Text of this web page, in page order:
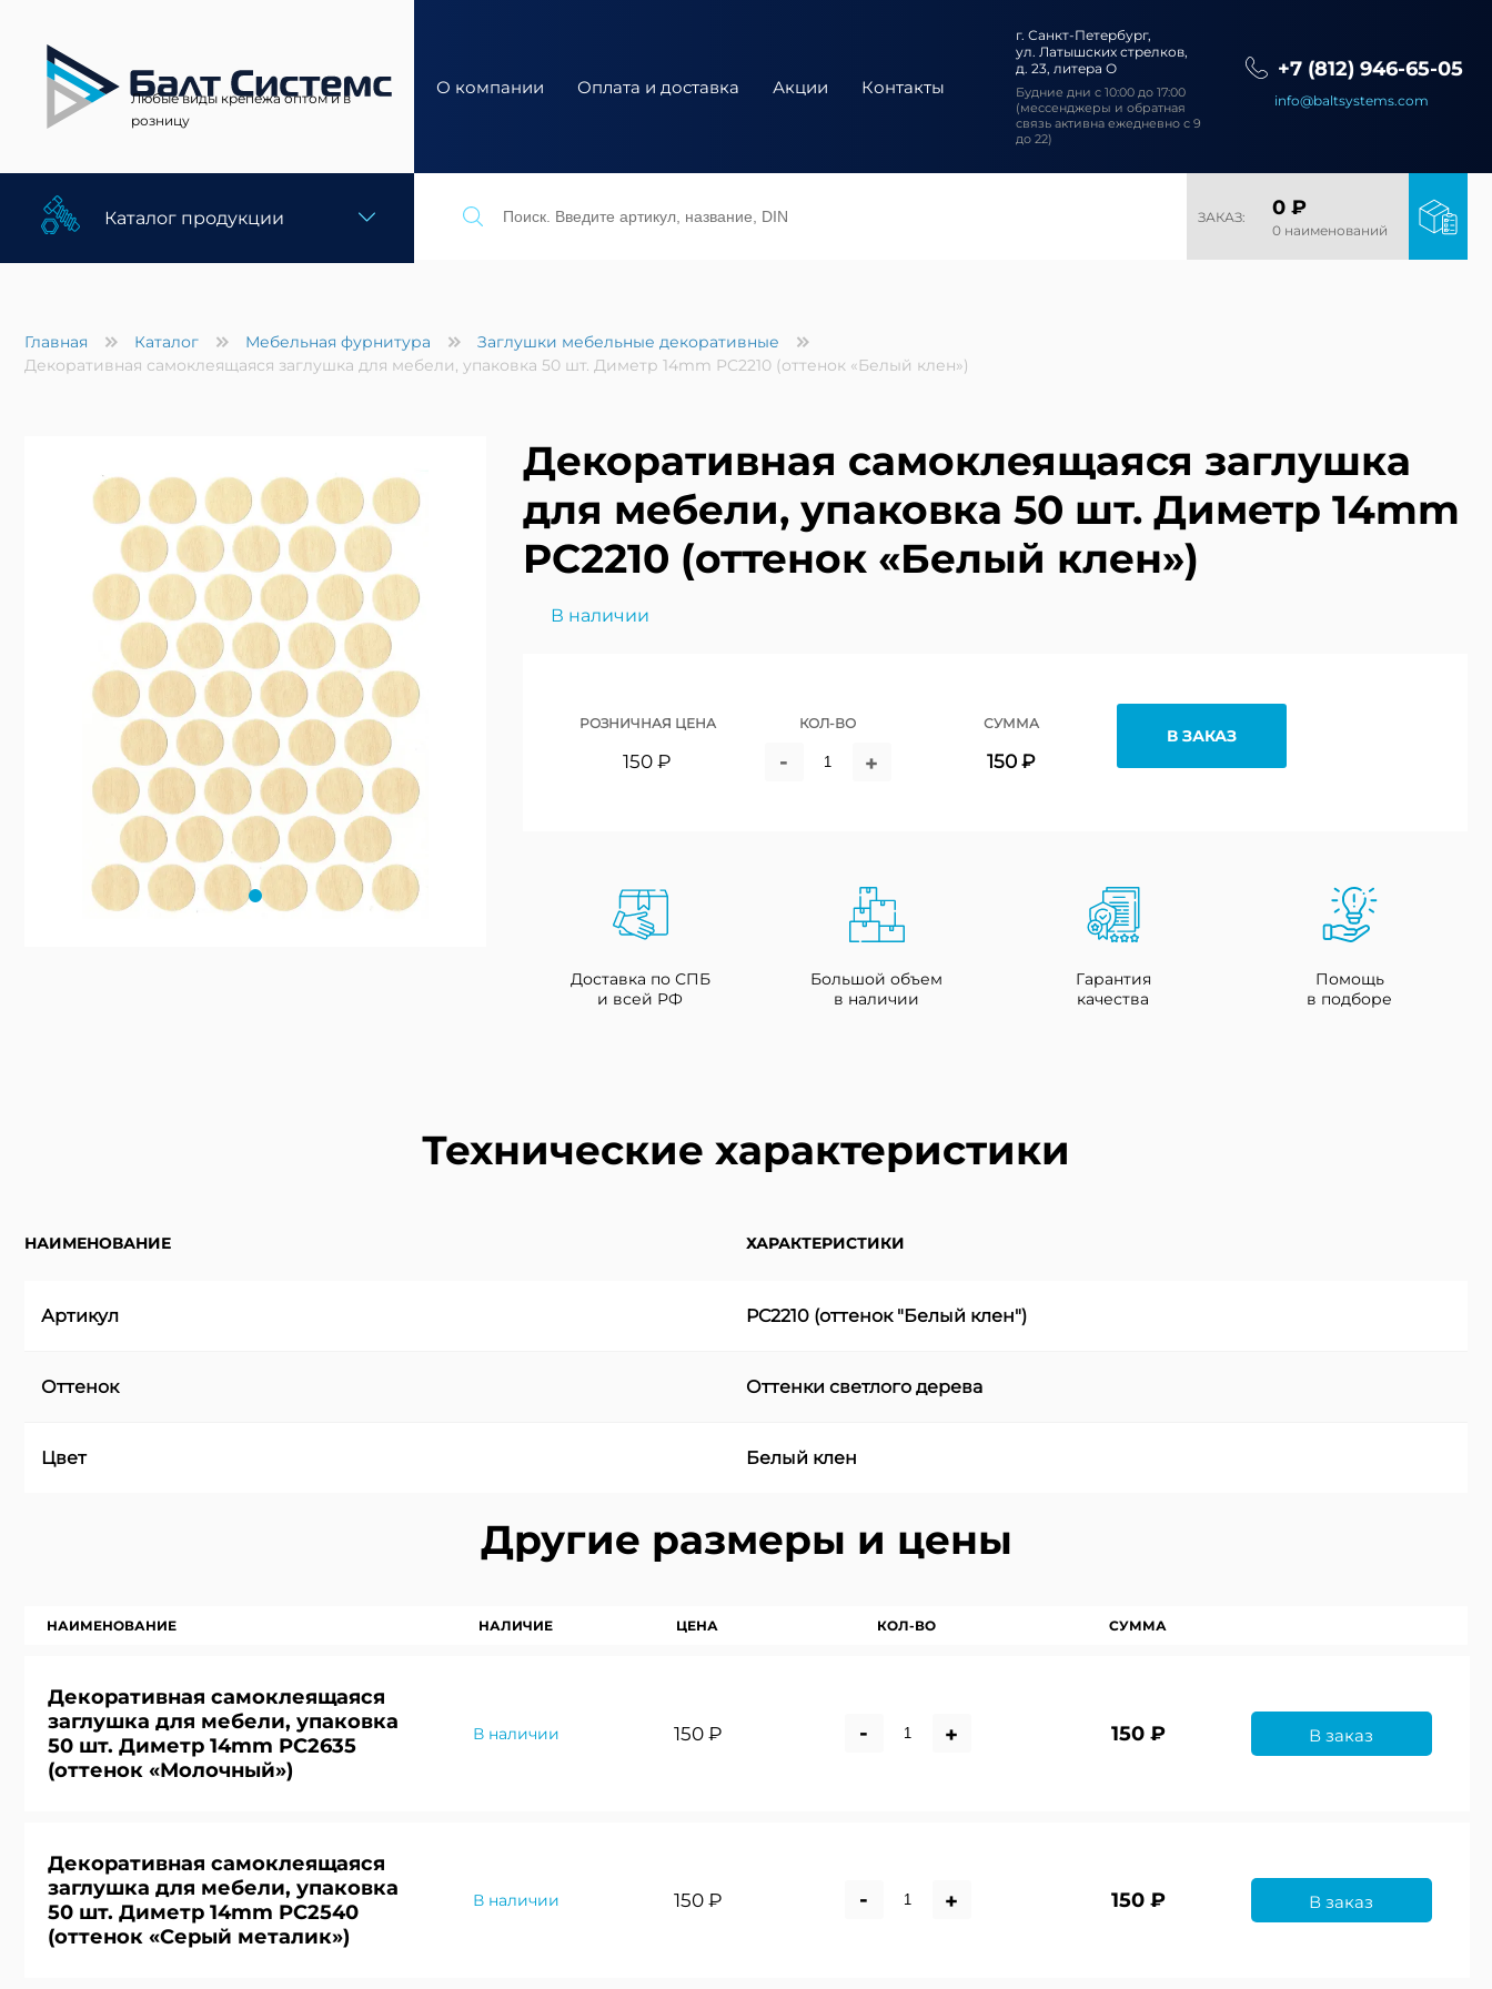
Любые виды крепежа оптом и в
розницу
О компании Оплата и доставка Акции Контакты
г. Санкт-Петербург,
ул. Латышских стрелков,
д. 23, литера О
Будние дни с 10:00 до 17:00
(мессенджеры и обратная
связь активна ежедневно с 9
до 22)
+7 (812) 946-65-05
info@baltsystems.com
Каталог продукции ЗАКАЗ: 0 ₽
0 наименований
Главная Каталог Мебельная фурнитура
Заглушки мебельные декоративные
Декоративная самоклеящаяся заглушка для мебели, упаковка 50 шт. Диметр 14mm PC2210 (оттенок «Белый клен»)
Декоративная самоклеящаяся заглушка
для мебели, упаковка 50 шт. Диметр 14mm
PC2210 (оттенок «Белый клен»)
В наличии
РОЗНИЧНАЯ ЦЕНА
150 ₽
КОЛ-ВО
- +
СУММА
150 ₽
В ЗАКАЗ
Доставка по СПБ
и всей РФ
Большой объем
в наличии
Гарантия
качества
Помощь
в подборе
Технические характеристики
НАИМЕНОВАНИЕ ХАРАКТЕРИСТИКИ
Артикул PC2210 (оттенок "Белый клен")
Оттенок Оттенки светлого дерева
Цвет Белый клен
Другие размеры и цены
НАИМЕНОВАНИЕ НАЛИЧИЕ ЦЕНА КОЛ-ВО СУММА
Декоративная самоклеящаяся
заглушка для мебели, упаковка
50 шт. Диметр 14mm PC2635
(оттенок «Молочный»)
В наличии 150 ₽ - + 150 ₽ В заказ
Декоративная самоклеящаяся
заглушка для мебели, упаковка
50 шт. Диметр 14mm PC2540
(оттенок «Серый металик»)
В наличии 150 ₽ - + 150 ₽ В заказ